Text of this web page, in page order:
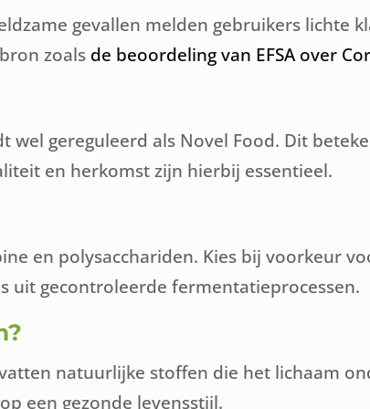
gevallen melden gebruikers lichte
zoals de beoordeling van EFSA over
wel gereguleerd als Novel Food. Dit
en herkomst zijn hierbij essentieel.
en polysacchariden. Kies bij voorkeur
uit gecontroleerde fermentatieprocessen.
natuurlijke stoffen die het lichaam
een gezonde levensstijl.